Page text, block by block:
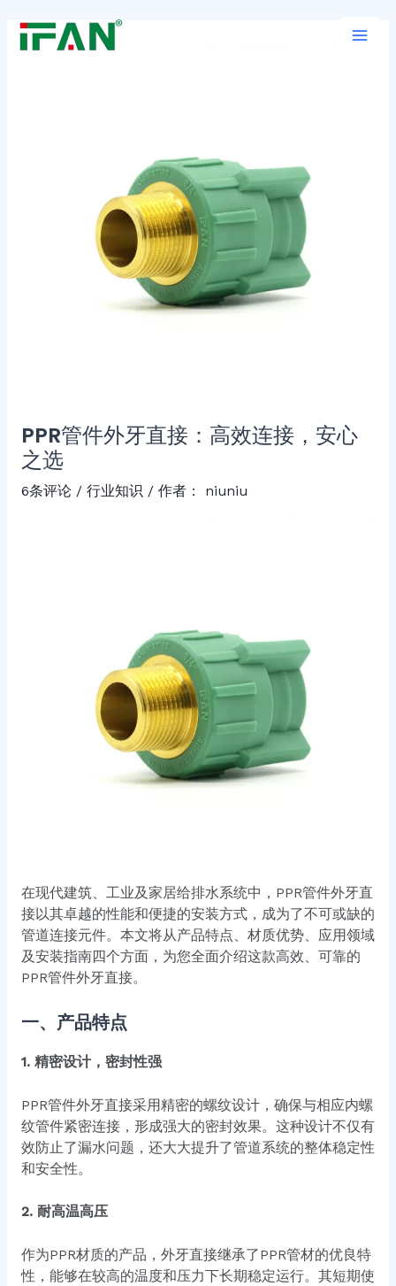
PPR管件外牙直接：高效连接，安心
之选
6条评论 / 行业知识 / 作者： niuniu
在现代建筑、工业及家居给排水系统中，PPR管件外牙直
接以其卓越的性能和便捷的安装方式，成为了不可或缺的
管道连接元件。本文将从产品特点、材质优势、应用领域
及安装指南四个方面，为您全面介绍这款高效、可靠的
PPR管件外牙直接。
一、产品特点
1. 精密设计，密封性强
PPR管件外牙直接采用精密的螺纹设计，确保与相应内螺
纹管件紧密连接，形成强大的密封效果。这种设计不仅有
效防止了漏水问题，还大大提升了管道系统的整体稳定性
和安全性。
2. 耐高温高压
作为PPR材质的产品，外牙直接继承了PPR管材的优良特
性，能够在较高的温度和压力下长期稳定运行。其短期使
navigation